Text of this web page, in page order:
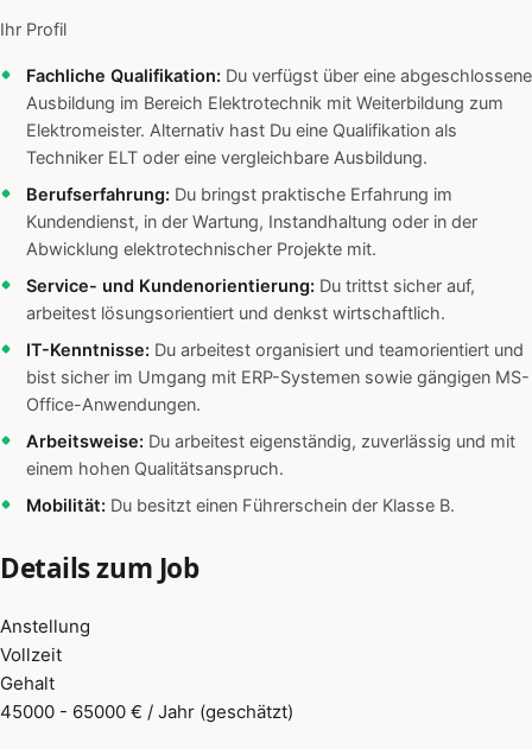
Ihr Profil
Fachliche Qualifikation: Du verfügst über eine abgeschlossene
Ausbildung im Bereich Elektrotechnik mit Weiterbildung zum
Elektromeister. Alternativ hast Du eine Qualifikation als
Techniker ELT oder eine vergleichbare Ausbildung.
Berufserfahrung: Du bringst praktische Erfahrung im
Kundendienst, in der Wartung, Instandhaltung oder in der
Abwicklung elektrotechnischer Projekte mit.
Service- und Kundenorientierung: Du trittst sicher auf,
arbeitest lösungsorientiert und denkst wirtschaftlich.
IT-Kenntnisse: Du arbeitest organisiert und teamorientiert und
bist sicher im Umgang mit ERP-Systemen sowie gängigen MS-
Office-Anwendungen.
Arbeitsweise: Du arbeitest eigenständig, zuverlässig und mit
einem hohen Qualitätsanspruch.
Mobilität: Du besitzt einen Führerschein der Klasse B.
Details zum Job
Anstellung
Vollzeit
Gehalt
45000 - 65000 € / Jahr (geschätzt)